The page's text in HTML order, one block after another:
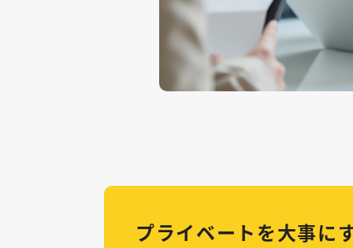
プライベートを大事に